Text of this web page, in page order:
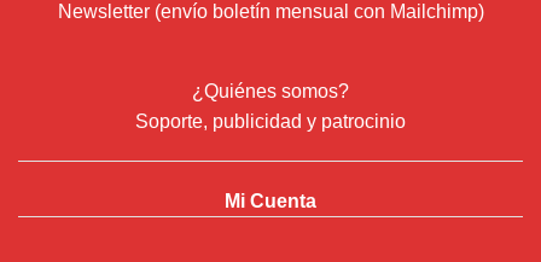
Newsletter (envío boletín mensual con Mailchimp)
¿Quiénes somos?
Soporte, publicidad y patrocinio
Mi Cuenta